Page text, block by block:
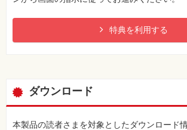
特典を利用する
ダウンロード
本製品の読者さまを対象としたダウンロード